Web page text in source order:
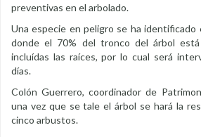
preventivas en el arbolado.
Una especie en peligro se ha identificado
donde el 70% del tronco del árbol está
incluídas las raíces, por lo cual será
días.
Colón Guerrero, coordinador de
una vez que se tale el árbol se hará la
cinco arbustos.